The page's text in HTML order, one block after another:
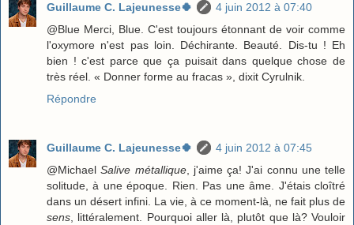
Guillaume C. Lajeunesse🍀
4 juin 2012 à 07:40
@Blue Merci, Blue. C'est toujours étonnant de voir comme
l'oxymore n'est pas loin. Déchirante. Beauté. Dis-tu ! Eh
bien ! c'est parce que ça puisait dans quelque chose de
très réel. « Donner forme au fracas », dixit Cyrulnik.
Répondre
Guillaume C. Lajeunesse🍀
4 juin 2012 à 07:45
@MichaelSalive métallique, j'aime ça! J'ai connu une telle
solitude, à une époque. Rien. Pas une âme. J'étais cloîtré
dans un désert infini. La vie, à ce moment-là, ne fait plus de
sens, littéralement. Pourquoi aller là, plutôt que là? Vouloir